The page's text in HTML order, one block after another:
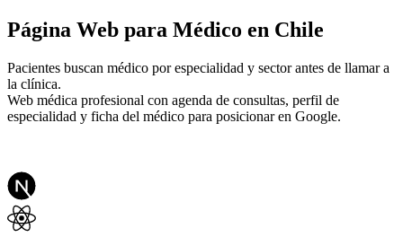
Página Web para Médico en Chile
Pacientes buscan médico por especialidad y sector antes de llamar a
la clínica.
Web médica profesional con agenda de consultas, perfil de
especialidad y ficha del médico para posicionar en Google.